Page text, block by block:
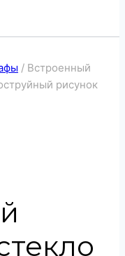
/ Встроенный
рисунок